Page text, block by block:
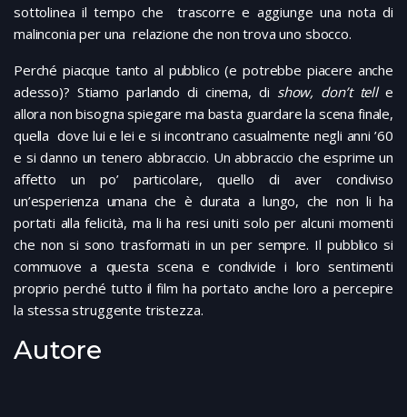
sottolinea il tempo che trascorre e aggiunge una nota di
malinconia per una relazione che non trova uno sbocco.
Perché piacque tanto al pubblico (e potrebbe piacere anche
adesso)? Stiamo parlando di cinema, di show, don’t telle
allora non bisogna spiegare ma basta guardare la scena finale,
quella dove lui e lei e si incontrano casualmente negli anni ’60
e si danno un tenero abbraccio. Un abbraccio che esprime un
affetto un po’ particolare, quello di aver condiviso
un’esperienza umana che è durata a lungo, che non li ha
portati alla felicità, ma li ha resi uniti solo per alcuni momenti
che non si sono trasformati in un per sempre. Il pubblico si
commuove a questa scena e condivide i loro sentimenti
proprio perché tutto il film ha portato anche loro a percepire
la stessa struggente tristezza.
Autore